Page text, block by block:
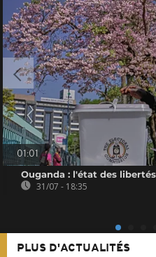
01:01
Ouganda : l'état des
31/07 - 18:35
PLUS D'ACTUALITÉS